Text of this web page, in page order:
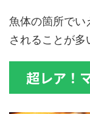
魚体の箇所でい
されることが多
超レア！